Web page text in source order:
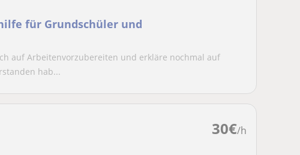
für Grundschüler und
auf Arbeitenvorzubereiten und erkläre nochmal auf
hab...
30€/h